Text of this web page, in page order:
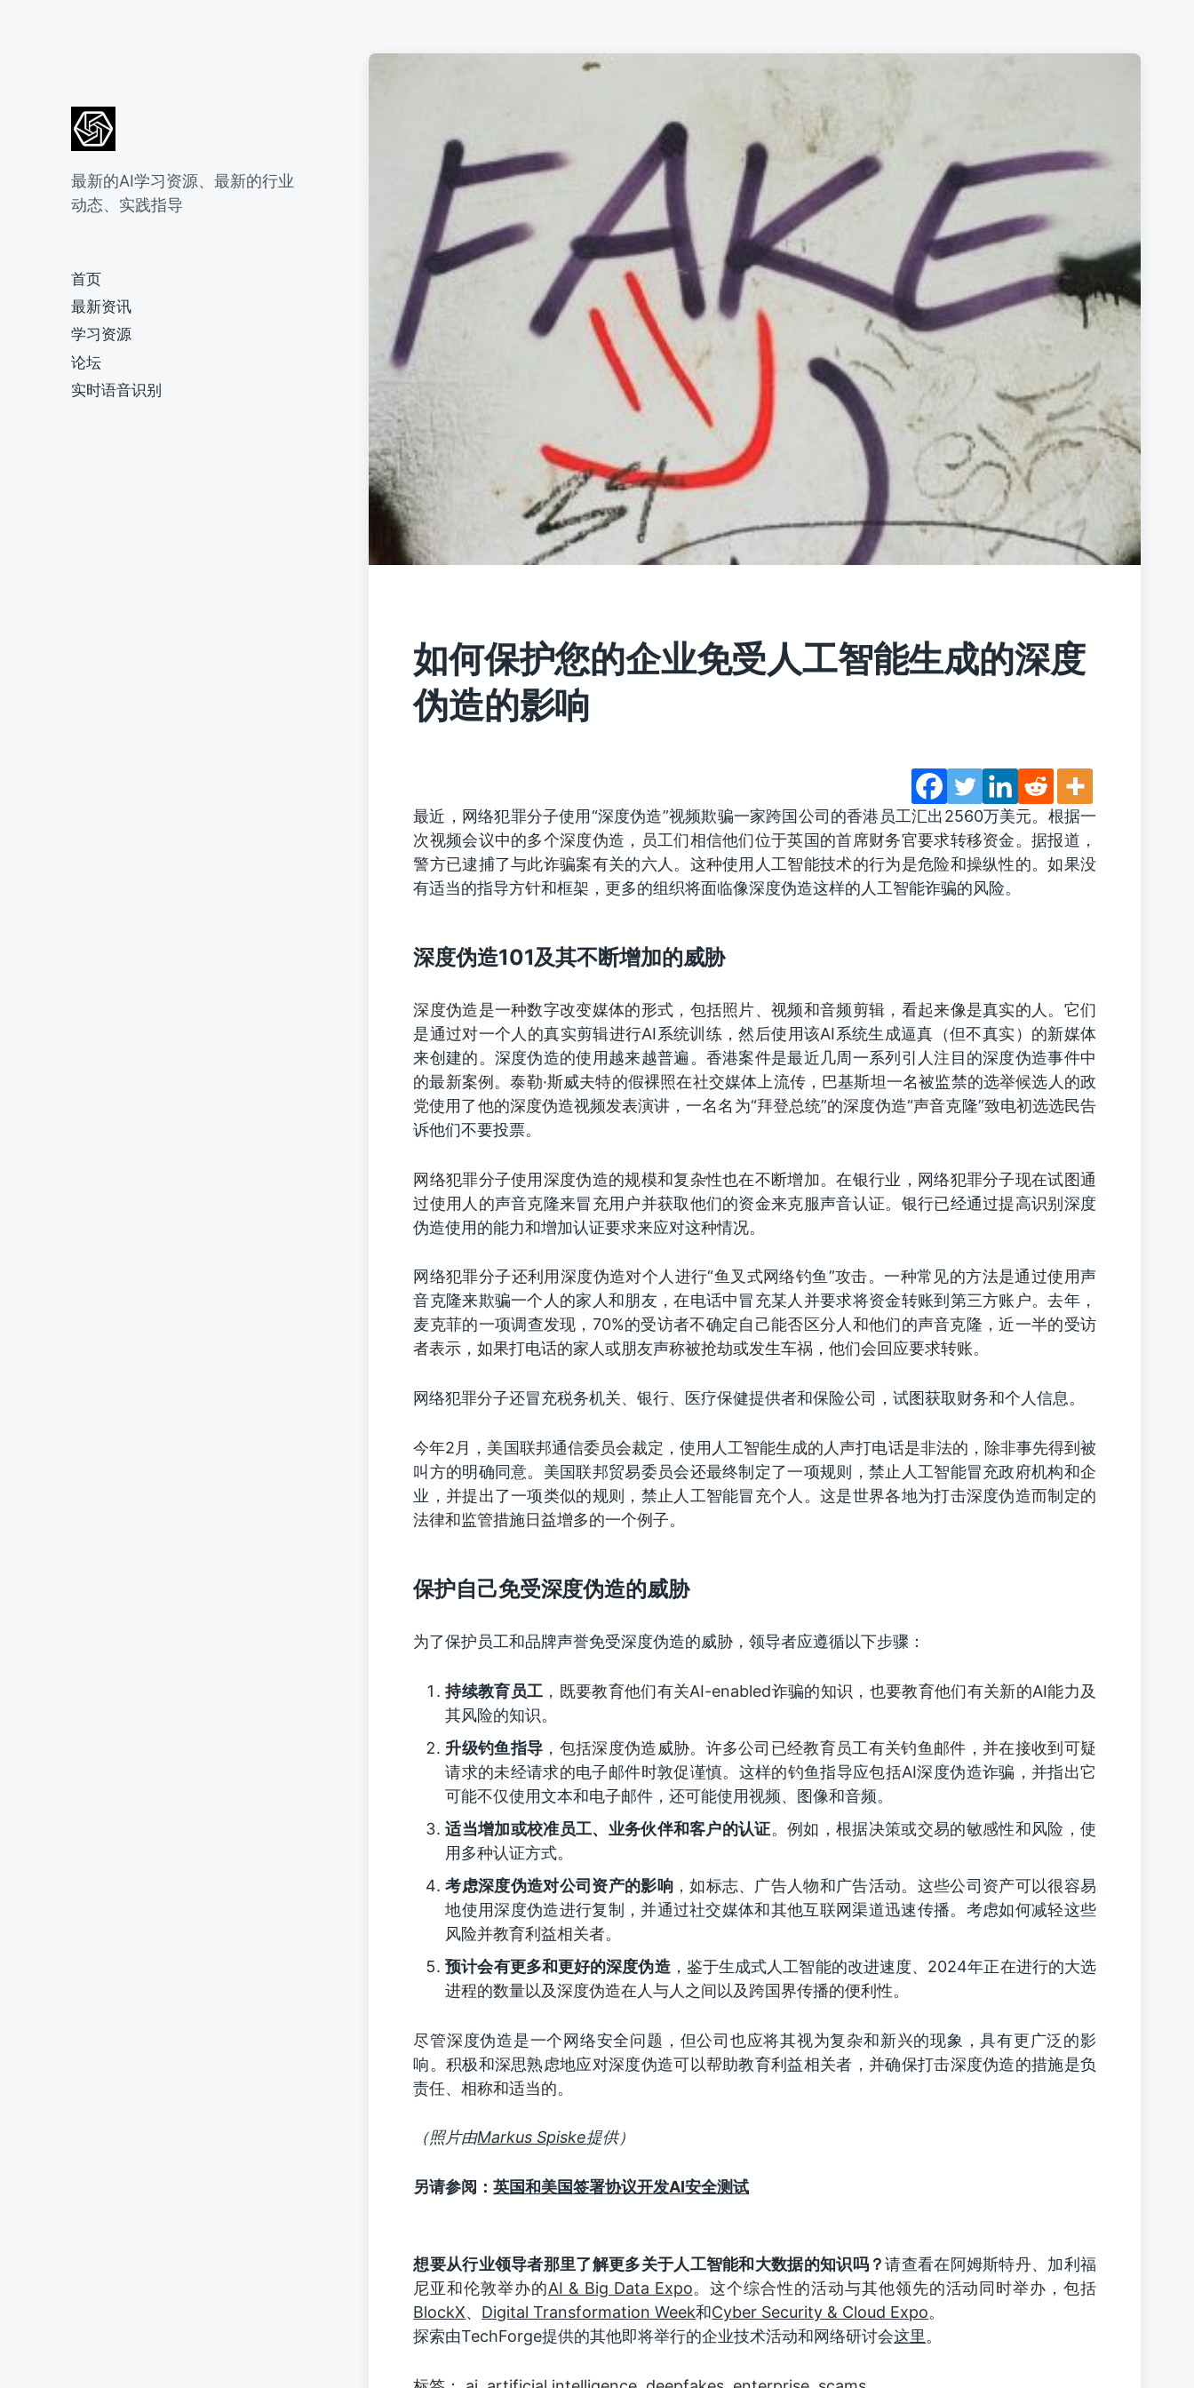
最新的AI学习资源、最新的行业
动态、实践指导
首页
最新资讯
学习资源
论坛
实时语音识别
如何保护您的企业免受人工智能生成的深度
伪造的影响
最近，网络犯罪分子使用“深度伪造”视频欺骗一家跨国公司的香港员工汇出2560万美元。根据一
次视频会议中的多个深度伪造，员工们相信他们位于英国的首席财务官要求转移资金。据报道，
警方已逮捕了与此诈骗案有关的六人。这种使用人工智能技术的行为是危险和操纵性的。如果没
有适当的指导方针和框架，更多的组织将面临像深度伪造这样的人工智能诈骗的风险。
深度伪造101及其不断增加的威胁
深度伪造是一种数字改变媒体的形式，包括照片、视频和音频剪辑，看起来像是真实的人。它们
是通过对一个人的真实剪辑进行AI系统训练，然后使用该AI系统生成逼真（但不真实）的新媒体
来创建的。深度伪造的使用越来越普遍。香港案件是最近几周一系列引人注目的深度伪造事件中
的最新案例。泰勒·斯威夫特的假裸照在社交媒体上流传，巴基斯坦一名被监禁的选举候选人的政
党使用了他的深度伪造视频发表演讲，一名名为“拜登总统”的深度伪造“声音克隆”致电初选选民告
诉他们不要投票。
网络犯罪分子使用深度伪造的规模和复杂性也在不断增加。在银行业，网络犯罪分子现在试图通
过使用人的声音克隆来冒充用户并获取他们的资金来克服声音认证。银行已经通过提高识别深度
伪造使用的能力和增加认证要求来应对这种情况。
网络犯罪分子还利用深度伪造对个人进行“鱼叉式网络钓鱼”攻击。一种常见的方法是通过使用声
音克隆来欺骗一个人的家人和朋友，在电话中冒充某人并要求将资金转账到第三方账户。去年，
麦克菲的一项调查发现，70%的受访者不确定自己能否区分人和他们的声音克隆，近一半的受访
者表示，如果打电话的家人或朋友声称被抢劫或发生车祸，他们会回应要求转账。
网络犯罪分子还冒充税务机关、银行、医疗保健提供者和保险公司，试图获取财务和个人信息。
今年2月，美国联邦通信委员会裁定，使用人工智能生成的人声打电话是非法的，除非事先得到被
叫方的明确同意。美国联邦贸易委员会还最终制定了一项规则，禁止人工智能冒充政府机构和企
业，并提出了一项类似的规则，禁止人工智能冒充个人。这是世界各地为打击深度伪造而制定的
法律和监管措施日益增多的一个例子。
保护自己免受深度伪造的威胁
为了保护员工和品牌声誉免受深度伪造的威胁，领导者应遵循以下步骤：
持续教育员工 ，既要教育他们有关AI-enabled诈骗的知识，也要教育他们有关新的AI能力及
其风险的知识。
升级钓鱼指导 ，包括深度伪造威胁。许多公司已经教育员工有关钓鱼邮件，并在接收到可疑
请求的未经请求的电子邮件时敦促谨慎。这样的钓鱼指导应包括AI深度伪造诈骗，并指出它
可能不仅使用文本和电子邮件，还可能使用视频、图像和音频。
适当增加或校准员工、业务伙伴和客户的认证。例如，根据决策或交易的敏感性和风险，使
用多种认证方式。
考虑深度伪造对公司资产的影响，如标志、广告人物和广告活动。这些公司资产可以很容易
地使用深度伪造进行复制，并通过社交媒体和其他互联网渠道迅速传播。考虑如何减轻这些
风险并教育利益相关者。
预计会有更多和更好的深度伪造，鉴于生成式人工智能的改进速度、2024年正在进行的大选
进程的数量以及深度伪造在人与人之间以及跨国界传播的便利性。
尽管深度伪造是一个网络安全问题，但公司也应将其视为复杂和新兴的现象，具有更广泛的影
响。积极和深思熟虑地应对深度伪造可以帮助教育利益相关者，并确保打击深度伪造的措施是负
责任、相称和适当的。
（照片由Markus Spiske提供）
另请参阅：英国和美国签署协议开发AI安全测试
想要从行业领导者那里了解更多关于人工智能和大数据的知识吗？请查看在阿姆斯特丹、加利福
尼亚和伦敦举办的AI & Big Data Expo。这个综合性的活动与其他领先的活动同时举办，包括
BlockX、 Digital Transformation Week和Cyber Security & Cloud Expo。
探索由TechForge提供的其他即将举行的企业技术活动和网络研讨会这里。